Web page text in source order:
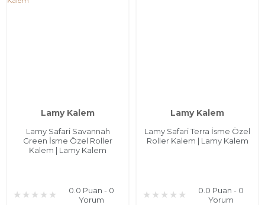
Lamy Kalem
Lamy Safari Savannah
Green İsme Özel Roller
Kalem | Lamy Kalem
0.0 Puan - 0
Yorum
Lamy Kalem
Lamy Safari Terra İsme Özel
Roller Kalem | Lamy Kalem
0.0 Puan - 0
Yorum